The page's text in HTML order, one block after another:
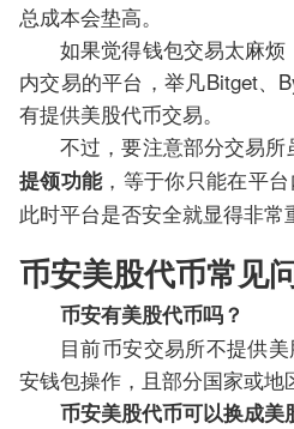
总成本会垫高。
如果觉得钱包交易太麻
内交易的平台，举凡Bitget、
有提供美股代币交易。
不过，要注意部分交易
提领功能，等于你只能在平
此时平台是否安全就显得非常
币安美股代币常见
币安有美股代币吗？
目前币安交易所不提供
安钱包操作，且部分国家或地
币安美股代币可以换成美